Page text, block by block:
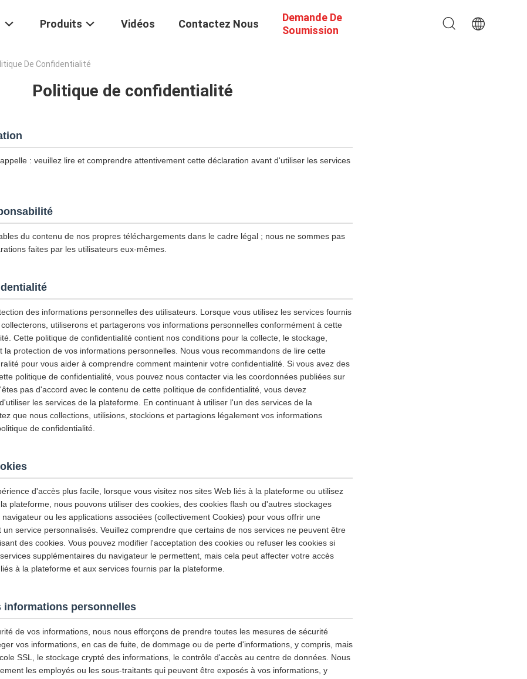
Produits Vidéos Contactez Nous
Demande De
Soumission
De Confidentialité
Politique de confidentialité
: veuillez lire et comprendre attentivement cette déclaration avant d'utiliser les services
du contenu de nos propres téléchargements dans le cadre légal ; nous ne sommes pas
faites par les utilisateurs eux-mêmes.
des informations personnelles des utilisateurs. Lorsque vous utilisez les services fournis
utiliserons et partagerons vos informations personnelles conformément à cette
Cette politique de confidentialité contient nos conditions pour la collecte, le stockage,
la protection de vos informations personnelles. Nous vous recommandons de lire cette
pour vous aider à comprendre comment maintenir votre confidentialité. Si vous avez des
politique de confidentialité, vous pouvez nous contacter via les coordonnées publiées sur
pas d'accord avec le contenu de cette politique de confidentialité, vous devez
les services de la plateforme. En continuant à utiliser l'un des services de la
que nous collections, utilisions, stockions et partagions légalement vos informations
de confidentialité.
d'accès plus facile, lorsque vous visitez nos sites Web liés à la plateforme ou utilisez
plateforme, nous pouvons utiliser des cookies, des cookies flash ou d'autres stockages
ou les applications associées (collectivement Cookies) pour vous offrir une
service personnalisés. Veuillez comprendre que certains de nos services ne peuvent être
des cookies. Vous pouvez modifier l'acceptation des cookies ou refuser les cookies si
supplémentaires du navigateur le permettent, mais cela peut affecter votre accès
à la plateforme et aux services fournis par la plateforme.
informations personnelles
de vos informations, nous nous efforçons de prendre toutes les mesures de sécurité
vos informations, en cas de fuite, de dommage ou de perte d'informations, y compris, mais
SSL, le stockage crypté des informations, le contrôle d'accès au centre de données. Nous
les employés ou les sous-traitants qui peuvent être exposés à vos informations, y